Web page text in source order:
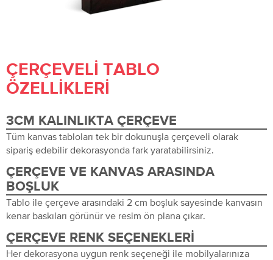
ÇERÇEVELI TABLO
ÖZELLIKLERI
3CM KALINLIKTA ÇERÇEVE
Tüm kanvas tabloları tek bir dokunuşla çerçeveli olarak
sipariş edebilir dekorasyonda fark yaratabilirsiniz.
ÇERÇEVE VE KANVAS ARASINDA
BOŞLUK
Tablo ile çerçeve arasındaki 2 cm boşluk sayesinde kanvasın
kenar baskıları görünür ve resim ön plana çıkar.
ÇERÇEVE RENK SEÇENEKLERI
Her dekorasyona uygun renk seçeneği ile mobilyalarınıza